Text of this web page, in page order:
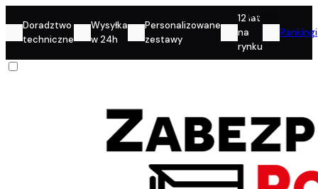
Doradztwo
techniczne
Wysyłka
w 24h
Personalizowane
zestawy
12 lat
na
rynku
Rankingi
Konto